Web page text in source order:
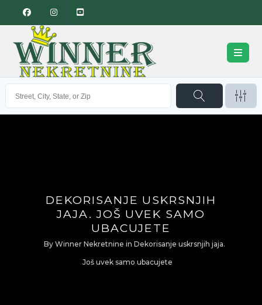
DEKORISANJE USKRSNJIH
JAJA. JOŠ UVEK SAMO
UBACUJETE
By Winner Nekretnine in Dekorisanje uskrsnjih jaja.
Još uvek samo ubacujete